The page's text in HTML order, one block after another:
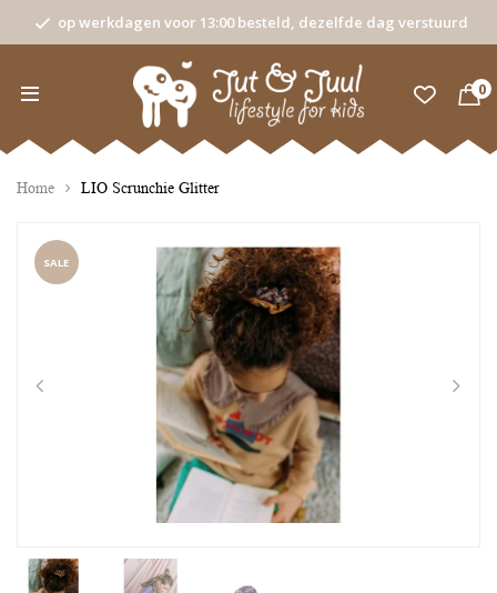
op werkdagen voor 13:00 besteld, dezelfde dag verstuurd
0
Home LIO Scrunchie Glitter
SALE